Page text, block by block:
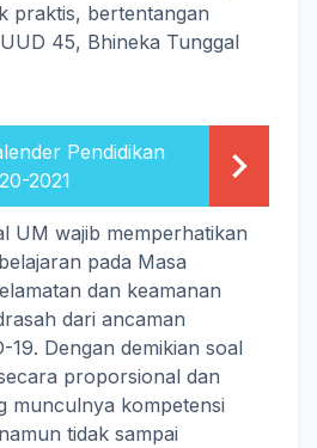
praktis, bertentangan
45, Bhineka Tunggal
Pendidikan
2021
UM wajib memperhatikan
pada Masa
dan keamanan
dari ancaman
19. Dengan demikian soal
proporsional dan
munculnya kompetensi
tidak sampai